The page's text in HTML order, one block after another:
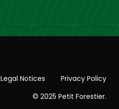
Legal Notices
Privacy Policy
© 2025 Petit Forestier.